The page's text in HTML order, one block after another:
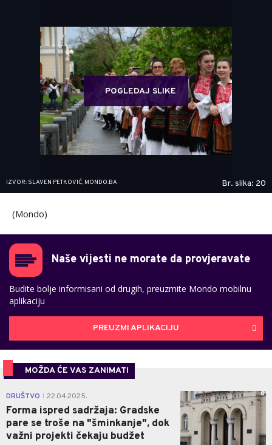
POGLEDAJ SLIKE
IZVOR: SLAVEN PETKOVIĆ, MONDO.BA Br. slika: 20
(Mondo)
Naše vijesti ne morate da provjeravate
Budite bolje informisani od drugih, preuzmite Mondo mobilnu
aplikaciju
PREUZMI APLIKACIJU
MOŽDA ĆE VAS ZANIMATI
DRUŠTVO 22.04.2025.
Forma ispred sadržaja: Gradske
pare se troše na "šminkanje", dok
važni projekti čekaju budžet
0